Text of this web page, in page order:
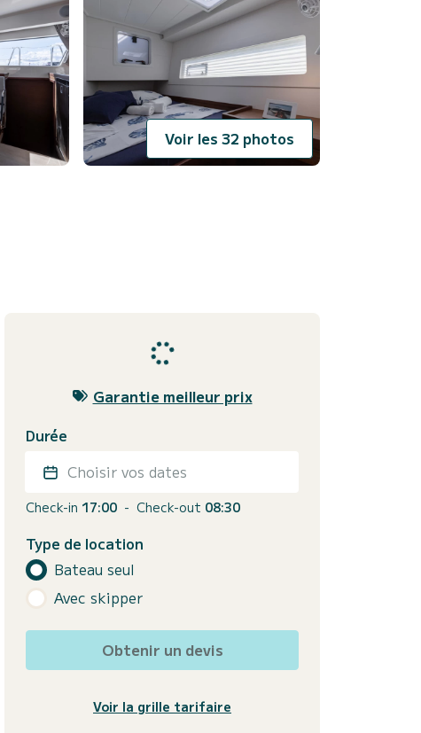
Voir les 32 photos
Garantie meilleur prix
Durée
Choisir vos dates
Check-in 17:00 - Check-out 08:30
Type de location
Bateau seul
Avec skipper
Obtenir un devis
Voir la grille tarifaire